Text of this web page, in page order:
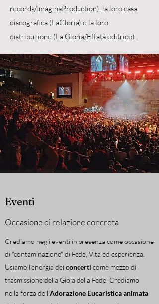
records/ImaginaProduction), la loro casa
discografica (LaGloria) e la loro
distribuzione (La Gloria/Effatà editrice) .
Eventi
Occasione di relazione concreta
Crediamo negli eventi in presenza come occasione
di "contaminazione" di Fede, Vita ed esperienza.
Usiamo l'energia deiconcerti come mezzo di
trasmissione della Gioia della Fede. Crediamo
nella forza dell'Adorazione Eucaristica animata